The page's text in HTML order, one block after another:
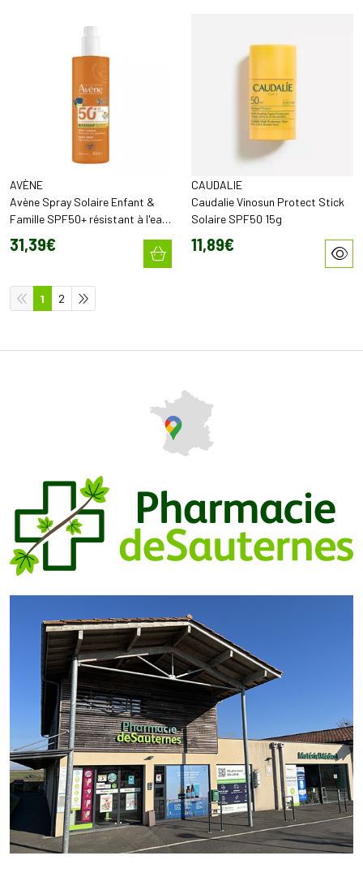
AVÈNE
Avène Spray Solaire Enfant &
Famille SPF50+ résistant à l'eau
et au sable (400 ml)
31,39€
CAUDALIE
Caudalie Vinosun Protect Stick
Solaire SPF50 15g
11,89€
1 2